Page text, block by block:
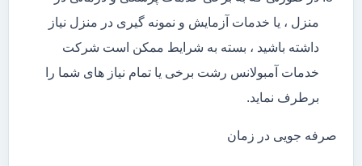
منزل ، یا خدمات آزمایش و نمونه گیری در منزل نیاز
داشته باشید ، بسته به شرایط ممکن است شرکت
خدمات آمبولانس رشت برخی یا تمام نیاز های شما را
برطرف نماید.
صرفه جویی در زمان